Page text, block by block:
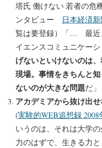
塔氏 働けない 若者の
ンタビュー 日本経済
覧は要登録）「… 最近
イエンスコミュニケーシ
げないといけないのは
現場。事情をきちんと
ないのが大きな問題だ」
アカデミアから抜け出
(実験的WEB追想録 2008
いうのは、それは大学
力のはずで、生きる力